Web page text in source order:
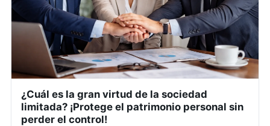
¿Cuál es la gran virtud de la sociedad
limitada? ¡Protege el patrimonio personal sin
perder el control!